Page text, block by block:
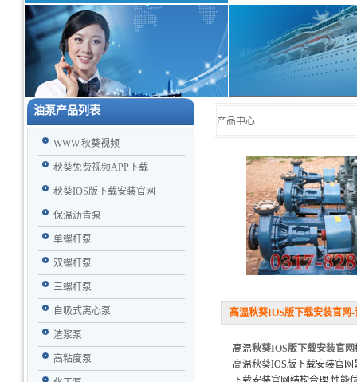
油泵产品列表
WWW.秋葵视频
秋葵免费视频APP下载
秋葵IOS版下载安装官网
保温沥青泵
单螺杆泵
双螺杆泵
三螺杆泵
自吸式离心泵
渣浆泵
高粘度泵
产品中心
高温秋葵IOS版下载安装官网-
高温秋葵IOS版下载安装官网
高温秋葵IOS版下载安装官